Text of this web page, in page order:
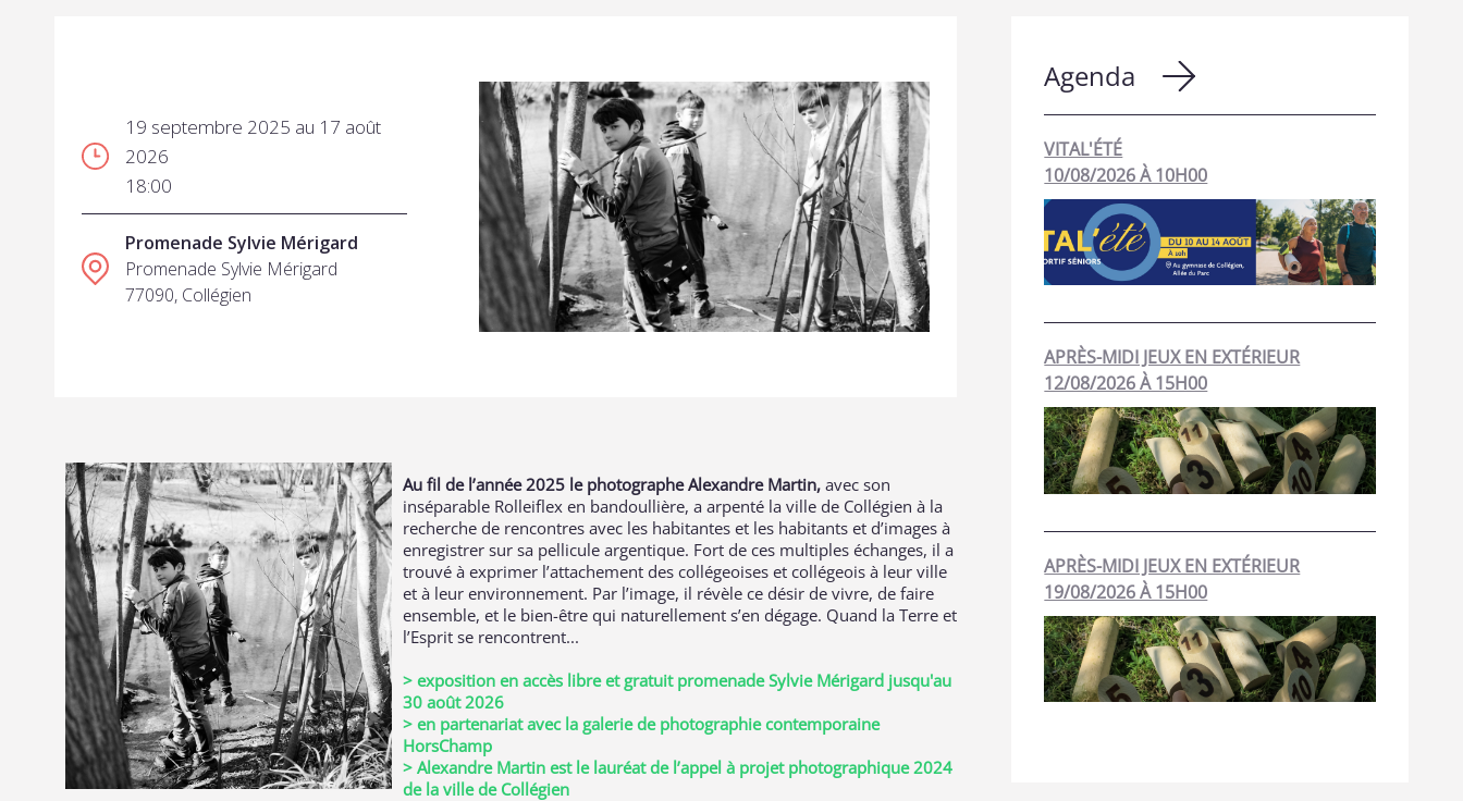
19 septembre 2025 au 17 août
2026
18:00
Promenade Sylvie Mérigard
Promenade Sylvie Mérigard
77090, Collégien
Au fil de l’année 2025 le photographe Alexandre Martin, avec son
inséparable Rolleiflex en bandoullière, a arpenté la ville de Collégien à la
recherche de rencontres avec les habitantes et les habitants et d’images à
enregistrer sur sa pellicule argentique. Fort de ces multiples échanges, il a
trouvé à exprimer l’attachement des collégeoises et collégeois à leur ville
et à leur environnement. Par l’image, il révèle ce désir de vivre, de faire
ensemble, et le bien-être qui naturellement s’en dégage. Quand la Terre et
l’Esprit se rencontrent...
> exposition en accès libre et gratuit promenade Sylvie Mérigard jusqu'au
30 août 2026
> en partenariat avec la galerie de photographie contemporaine
HorsChamp
> Alexandre Martin est le lauréat de l’appel à projet photographique 2024
de la ville de Collégien
Agenda
VITAL'ÉTÉ
10/08/2026 À 10H00
APRÈS-MIDI JEUX EN EXTÉRIEUR
12/08/2026 À 15H00
APRÈS-MIDI JEUX EN EXTÉRIEUR
19/08/2026 À 15H00